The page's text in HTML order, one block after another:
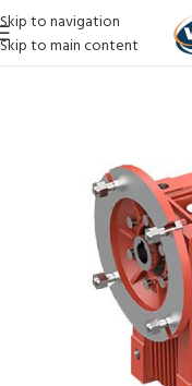
Skip to navigation
Skip to main content